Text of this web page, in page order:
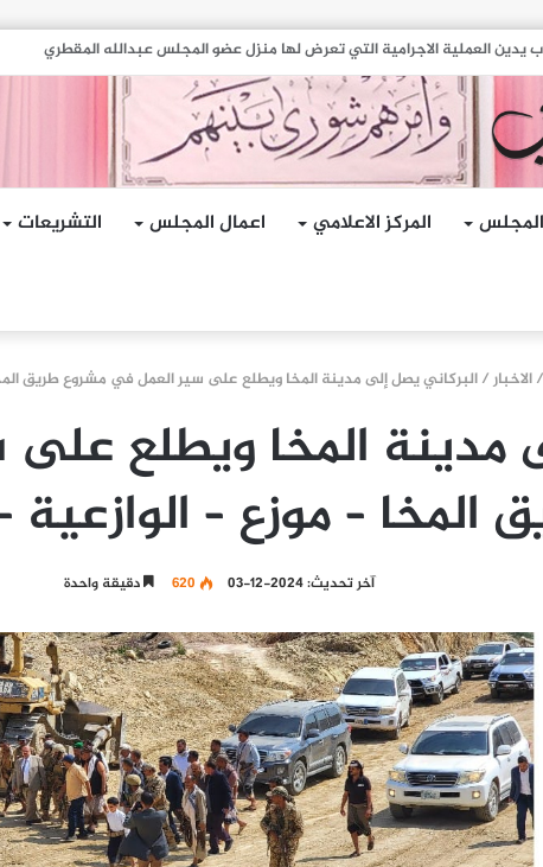
يدين الهجمات الإرهابية الحوثية التي استهدفت السفينة الهندية في البحر الأحمر
المجلس المركز الاعلامي اعمال المجلس التشريعات
/ الاخبار/ البركاني يصل إلى مدينة المخا ويطلع على سير العمل في مشروع طريق
مدينة المخا ويطلع
المخا – موزع –
آخر تحديث: 2024-12-03 620 دقيقة واحدة